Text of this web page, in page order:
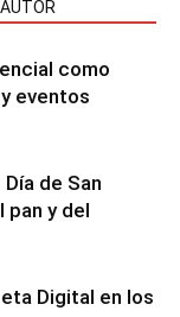
como
eventos
de San
pan y del
Digital en los